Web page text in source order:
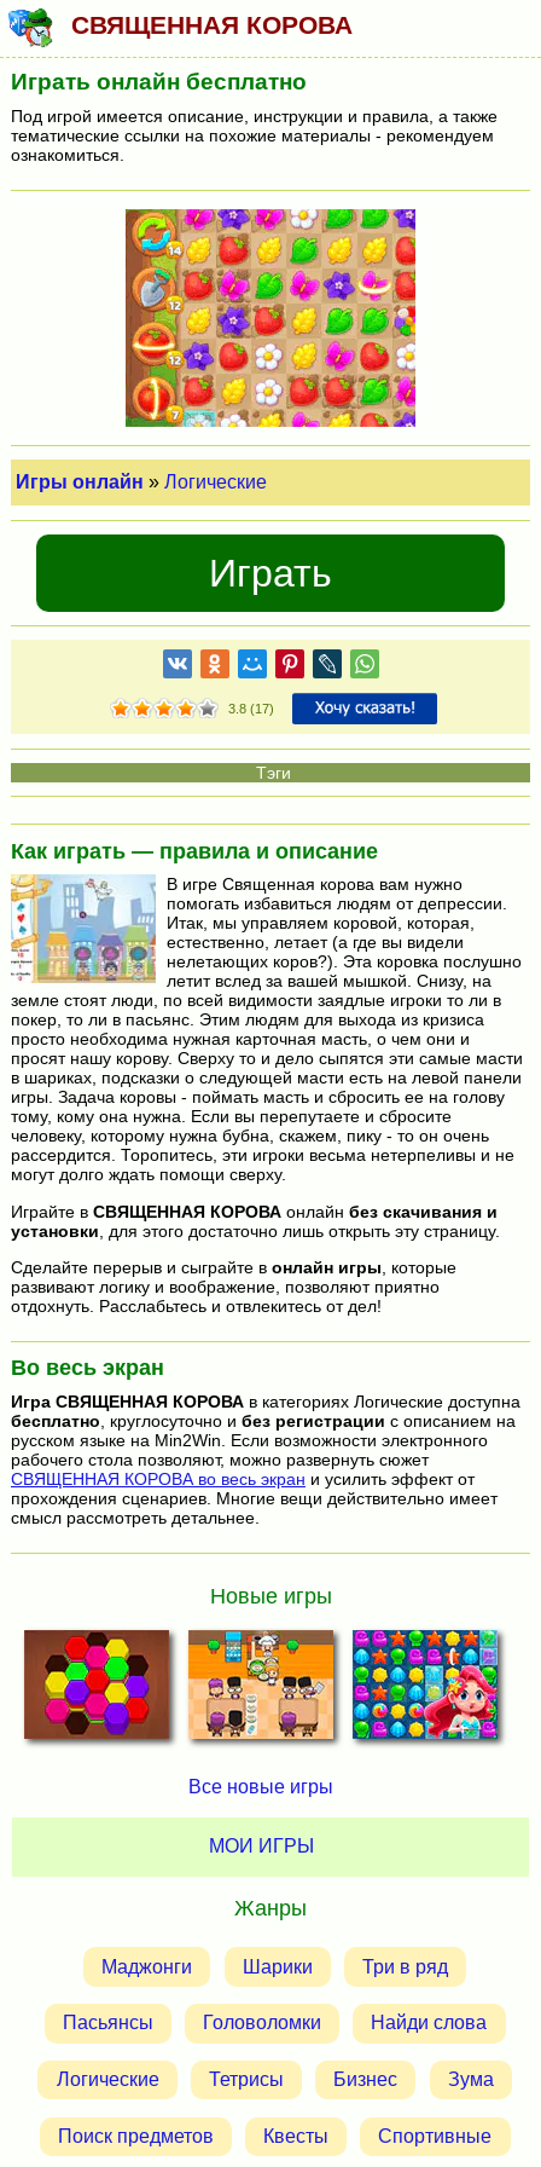
СВЯЩЕННАЯ КОРОВА
Играть онлайн бесплатно
Под игрой имеется описание, инструкции и правила, а также
тематические ссылки на похожие материалы - рекомендуем
ознакомиться.
Игры онлайн »Логические
Играть
3.8(17)
Как играть — правила и описание
В игре Священная корова вам нужно
помогать избавиться людям от депрессии.
Итак, мы управляем коровой, которая,
естественно, летает (а где вы видели
нелетающих коров?). Эта коровка послушно
летит вслед за вашей мышкой. Снизу, на
земле стоят люди, по всей видимости заядлые игроки то ли в
покер, то ли в пасьянс. Этим людям для выхода из кризиса
просто необходима нужная карточная масть, о чем они и
просят нашу корову. Сверху то и дело сыпятся эти самые масти
в шариках, подсказки о следующей масти есть на левой панели
игры. Задача коровы - поймать масть и сбросить ее на голову
тому, кому она нужна. Если вы перепутаете и сбросите
человеку, которому нужна бубна, скажем, пику - то он очень
рассердится. Торопитесь, эти игроки весьма нетерпеливы и не
могут долго ждать помощи сверху.
Играйте в СВЯЩЕННАЯ КОРОВАонлайн без скачивания и
установки , для этого достаточно лишь открыть эту страницу.
Сделайте перерыв и сыграйте в онлайн игры , которые
развивают логику и воображение, позволяют приятно
отдохнуть. Расслабьтесь и отвлекитесь от дел!
Во весь экран
Игра СВЯЩЕННАЯ КОРОВАв категориях Логические доступна
бесплатно , круглосуточно и без регистрации с описанием на
русском языке на Min2Win. Если возможности электронного
рабочего стола позволяют, можно развернуть сюжет
СВЯЩЕННАЯ КОРОВА во весь экран и усилить эффект от
прохождения сценариев. Многие вещи действительно имеет
смысл рассмотреть детальнее.
Новые игры
Все новые игры
МОИ ИГРЫ
Жанры
Маджонги Шарики Три в ряд
Пасьянсы Головоломки Найди слова
Логические Тетрисы Бизнес Зума
Поиск предметов Квесты Спортивные